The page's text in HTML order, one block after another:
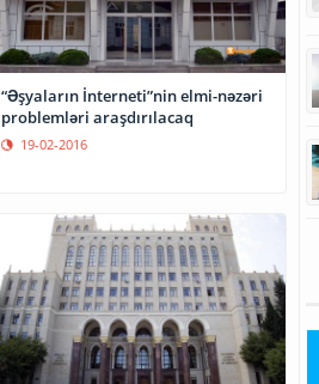
“Əşyaların İnterneti”nin elmi-nəzəri
problemləri araşdırılacaq
19-02-2016